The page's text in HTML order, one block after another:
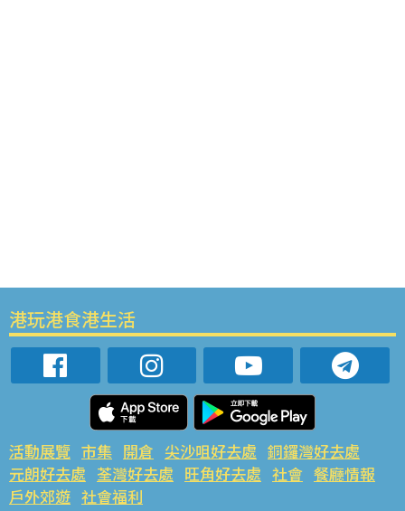
港玩港食港生活
活動展覽 市集 開倉 尖沙咀好去處 銅鑼灣好去處
元朗好去處 荃灣好去處 旺角好去處 社會 餐廳情報
戶外郊遊 社會福利